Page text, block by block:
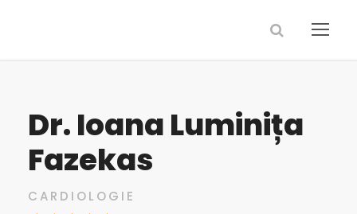
Dr. Ioana Luminița
Fazekas
CARDIOLOGIE